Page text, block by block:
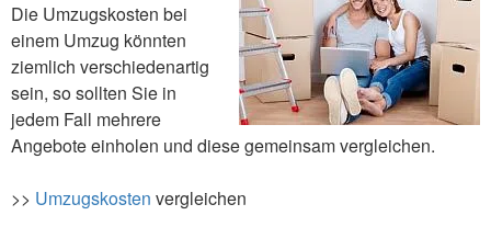
Die Umzugskosten bei
einem Umzug könnten
ziemlich verschiedenartig
sein, so sollten Sie in
jedem Fall mehrere
Angebote einholen und diese gemeinsam vergleichen.
>> Umzugskosten vergleichen